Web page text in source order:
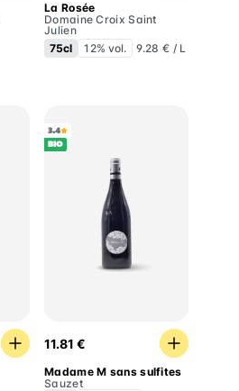
La Rosée
Domaine Croix Saint
Julien
75cl
12% vol. 9.28 € / L
3.4
BIO
Madame M sans sulfites
11.81 €
Madame M sans sulfites
Sauzet